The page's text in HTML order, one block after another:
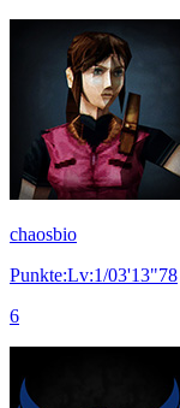
chaosbio
Punkte:Lv:1/03'13"78
6